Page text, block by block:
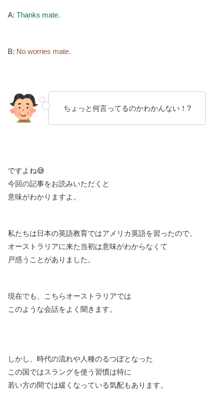
A: Thanks mate.
B: No worries mate.
ちょっと何言ってるのかわかんない！?
ですよね😅
今回の記事をお読みいただくと
意味がわかりますよ。
私たちは日本の英語教育ではアメリカ英語を習ったので、
オーストラリアに来た当初は意味がわからなくて
戸惑うことがありました。
現在でも、こちらオーストラリアでは
このような会話をよく聞きます。
しかし、時代の流れや人種のるつぼとなった
この国ではスラングを使う習慣は特に
若い方の間では緩くなっている気配もあります。